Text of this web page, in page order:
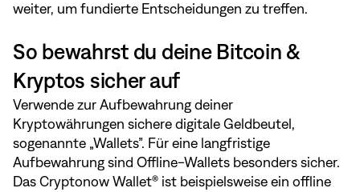
weiter, um fundierte Entscheidungen zu treffen.
So bewahrst du deine Bitcoin &
Kryptos sicher auf
Verwende zur Aufbewahrung deiner
Kryptowährungen sichere digitale Geldbeutel,
sogenannte „Wallets”. Für eine langfristige
Aufbewahrung sind Offline-Wallets besonders sicher.
Das Cryptonow Wallet® ist beispielsweise ein offline